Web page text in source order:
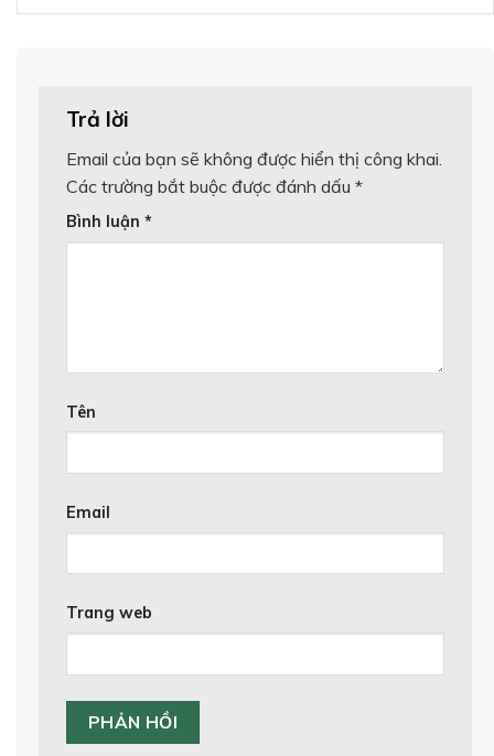
Trả lời
Email của bạn sẽ không được hiển thị công khai.
Các trường bắt buộc được đánh dấu *
Bình luận *
Tên
Email
Trang web